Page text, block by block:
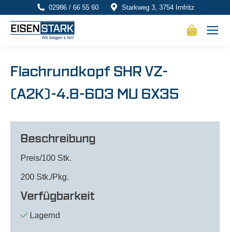
02986 / 66 55 60 Starkweg 3, 3754 Irnfritz
Flachrundkopf SHR VZ-
(A2K)-4.8-603 MU 6X35
Beschreibung
Preis/100 Stk.
200 Stk./Pkg.
Verfügbarkeit
Lagernd